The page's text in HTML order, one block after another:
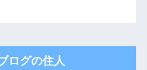
ログの住人